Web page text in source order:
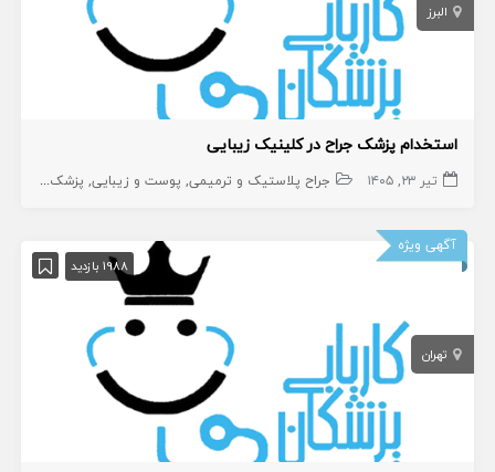
البرز
استخدام پزشک جراح در کلینیک زیبایی
تیر ۲۳, ۱۴۰۵ جراح پلاستیک و ترمیمی پوست و زیبایی پزشک متخصص
آگهی ویژه
1988 بازدید
تهران